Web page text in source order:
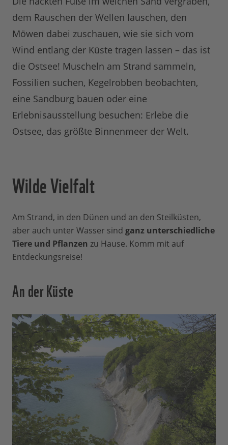
dem Rauschen der Wellen lauschen, den
Möwen dabei zuschauen, wie sie sich vom
Wind entlang der Küste tragen lassen – das ist
die Ostsee! Muscheln am Strand sammeln,
Fossilien suchen, Kegelrobben beobachten,
eine Sandburg bauen oder eine
Erlebnisausstellung besuchen: Erlebe die
Ostsee, das größte Binnenmeer der Welt.
Wilde Vielfalt
Am Strand, in den Dünen und an den Steilküsten,
aber auch unter Wasser sind ganz unterschiedliche
Tiere und Pflanzen zu Hause. Komm mit auf
Entdeckungsreise!
An der Küste